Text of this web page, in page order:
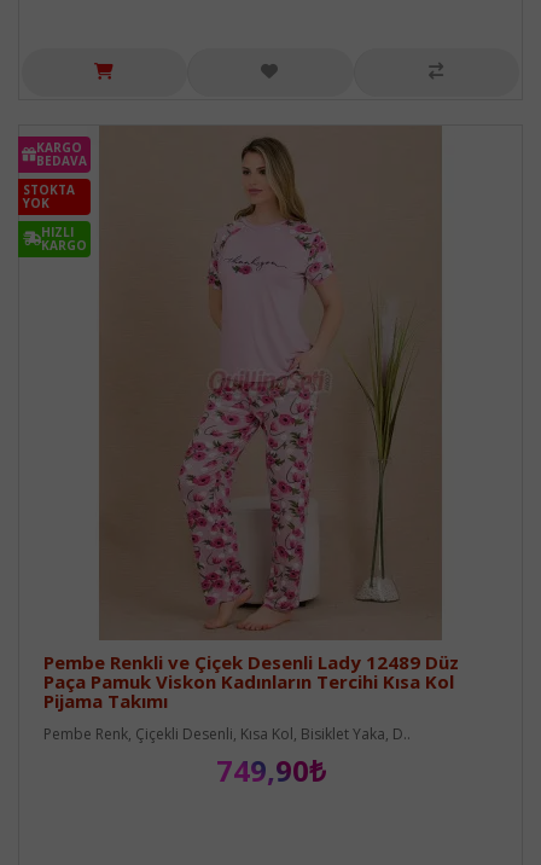
KARGO
BEDAVA
STOKTA
YOK
HIZLI
KARGO
Pembe Renkli ve Çiçek Desenli Lady 12489 Düz
Paça Pamuk Viskon Kadınların Tercihi Kısa Kol
Pijama Takımı
Pembe Renk, Çiçekli Desenli, Kısa Kol, Bisiklet Yaka, D..
749,90₺